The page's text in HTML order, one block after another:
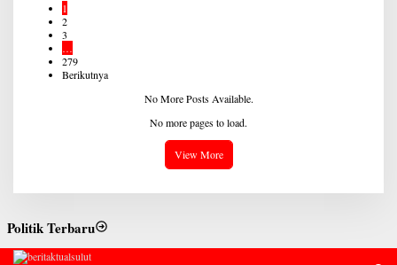
1
2
3
…
279
Berikutnya
No More Posts Available.
No more pages to load.
View More
Politik Terbaru